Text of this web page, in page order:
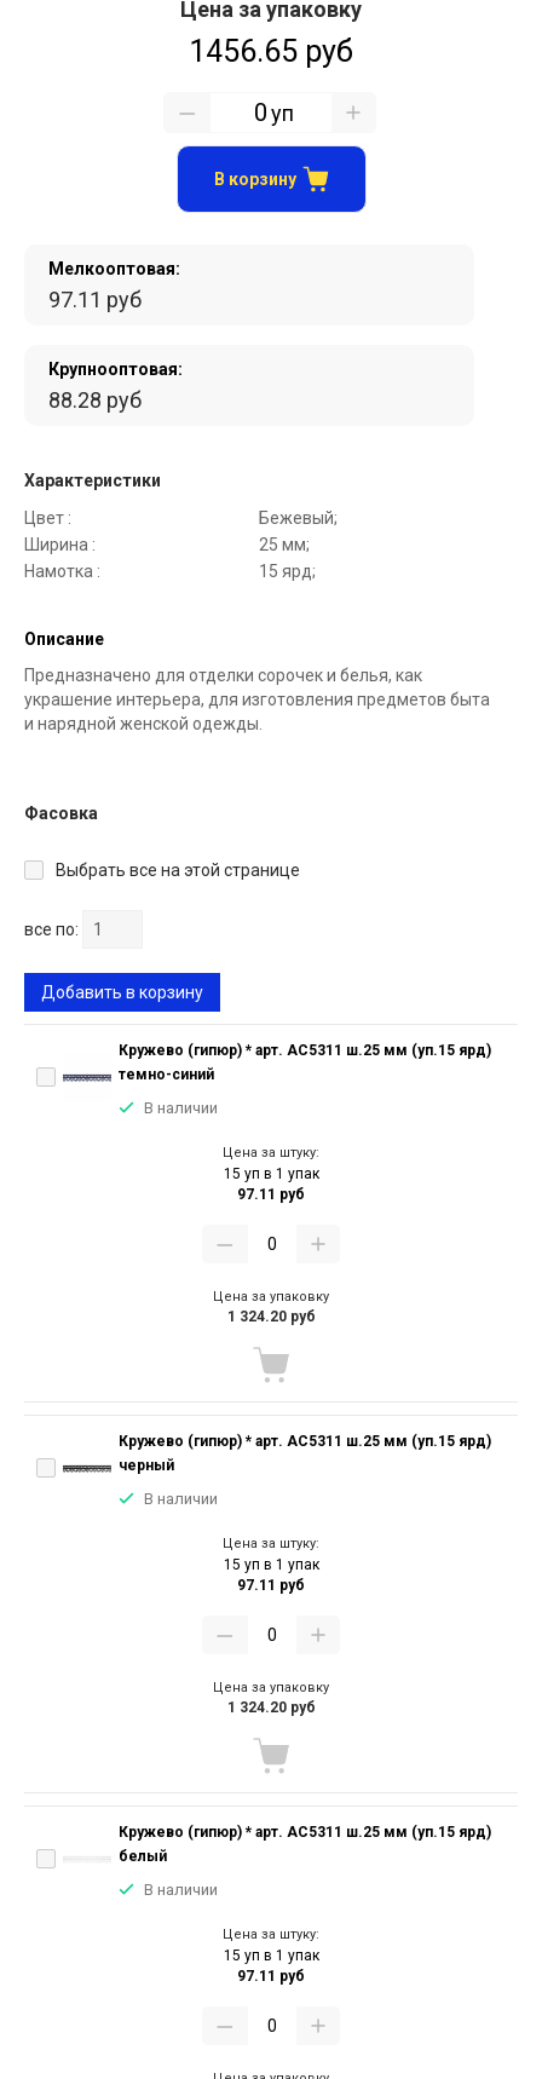
Мелкооптовая:
97.11 руб
Крупнооптовая:
88.28 руб
Характеристики
Цвет :
Бежевый;
Ширина :
25 мм;
Намотка :
15 ярд;
Описание
Предназначено для отделки сорочек и белья, как
украшение интерьера, для изготовления предметов быта
и нарядной женской одежды.
Цена за упаковку
1456.65 руб
уп
В корзину
Фасовка
Выбрать все на этой странице
все по:
Добавить в корзину
Кружево (гипюр) * арт. АС5311 ш.25 мм (уп.15 ярд)
темно-синий
В наличии
Цена за штуку:
15 уп в 1 упак
97.11 руб
Цена за упаковку
1 324.20 руб
Кружево (гипюр) * арт. АС5311 ш.25 мм (уп.15 ярд)
черный
В наличии
Цена за штуку:
15 уп в 1 упак
97.11 руб
Цена за упаковку
1 324.20 руб
Кружево (гипюр) * арт. АС5311 ш.25 мм (уп.15 ярд)
белый
В наличии
Цена за штуку:
15 уп в 1 упак
97.11 руб